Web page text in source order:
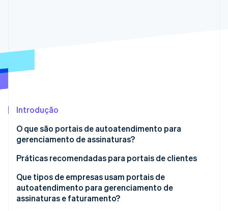
Climate
Verificação de identidade
Stripe Sessions 2026
Veja como a Stripe está construindo a infraestrutura
Assista agora
Introdução
O que são portais de autoatendimento para
gerenciamento de assinaturas?
Práticas recomendadas para portais de clientes
Que tipos de empresas usam portais de
autoatendimento para gerenciamento de
assinaturas e faturamento?